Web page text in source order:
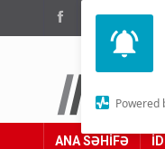
Powered
ANA SƏHİFƏ